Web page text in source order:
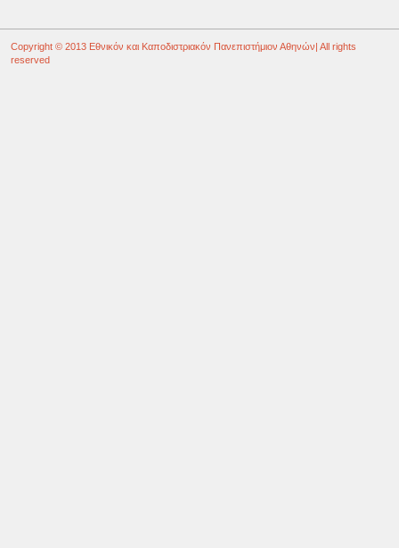
Copyright © 2013 Εθνικόν και Καποδιστριακόν Πανεπιστήμιον Αθηνών| All rights
reserved